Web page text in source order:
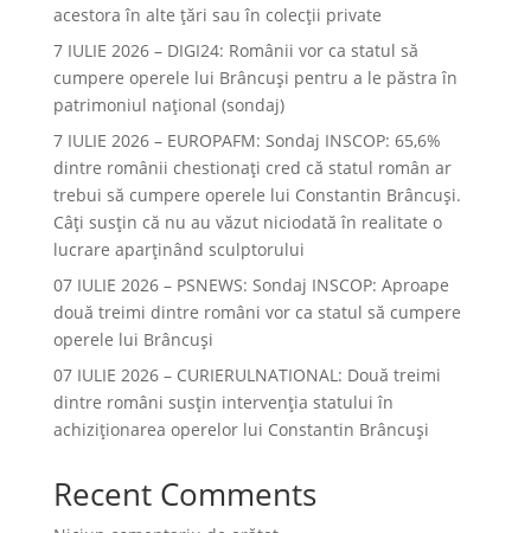
acestora în alte ţări sau în colecţii private
7 IULIE 2026 – DIGI24: Românii vor ca statul să
cumpere operele lui Brâncuși pentru a le păstra în
patrimoniul național (sondaj)
7 IULIE 2026 – EUROPAFM: Sondaj INSCOP: 65,6%
dintre românii chestionați cred că statul român ar
trebui să cumpere operele lui Constantin Brâncuși.
Câți susțin că nu au văzut niciodată în realitate o
lucrare aparținând sculptorului
07 IULIE 2026 – PSNEWS: Sondaj INSCOP: Aproape
două treimi dintre români vor ca statul să cumpere
operele lui Brâncuși
07 IULIE 2026 – CURIERULNATIONAL: Două treimi
dintre români susțin intervenția statului în
achiziționarea operelor lui Constantin Brâncuși
Recent Comments